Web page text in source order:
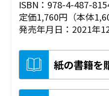
ISBN：978-4-487-
定価1,760円（本体
発売年月日：2021年
紙の書籍を